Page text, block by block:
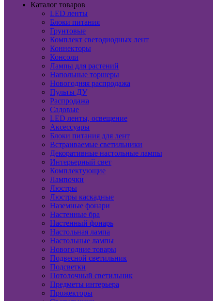
Каталог товаров
LED ленты
Блоки питания
Грунтовые
Комплект светодиодных лент
Коннекторы
Консоли
Лампы для растений
Напольные торшеры
Новогодняя распродажа
Пульты ДУ
Распродажа
Садовые
LED ленты, освещение
Аксессуары
Блоки питания для лент
Встраиваемые светильники
Декоративные настольные лампы
Интерьерный свет
Комплектующие
Лампочки
Люстры
Люстры каскадные
Наземные фонари
Настенные бра
Настенный фонарь
Настольная лампа
Настольные лампы
Новогодние товары
Подвесной светильник
Подсветки
Потолочный светильник
Предметы интерьера
Прожекторы